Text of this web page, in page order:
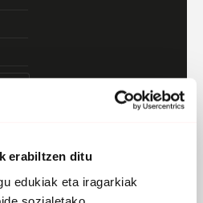
erabiltzen ditu
edukiak eta iragarkiak
BIOGRAFIA